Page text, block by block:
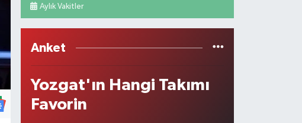
Aylık Vakitler
Anket
Yozgat'ın Hangi Takımı
Favorin